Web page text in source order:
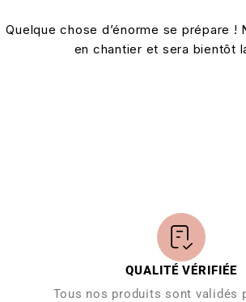
Quelque chose d’énorme se prépare !
en chantier et sera bientôt
QUALITÉ VÉRIFIÉE
Tous nos produits sont validés